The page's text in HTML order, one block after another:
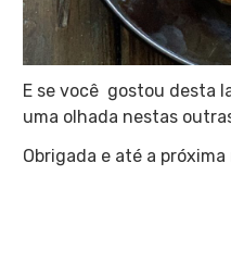
E se você gostou desta
uma olhada nestas
Obrigada e até a